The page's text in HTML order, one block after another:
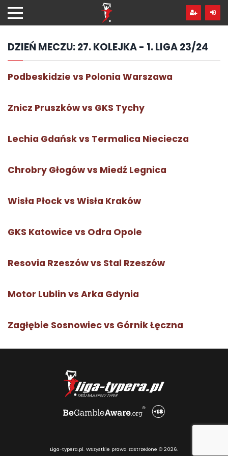
hdo
treści
DZIEŃ MECZU:27. KOLEJKA - 1. LIGA 23/24
Podbeskidzie vs Polonia Warszawa
Znicz Pruszków vs GKS Tychy
Lechia Gdańsk vs Termalica Nieciecza
Chrobry Głogów vs Miedź Legnica
Wisła Płock vs Wisła Kraków
GKS Katowice vs Odra Opole
Resovia Rzeszów vs Stal Rzeszów
Motor Lublin vs Arka Gdynia
Zagłębie Sosnowiec vs Górnik Łęczna
Liga-typera.pl. Wszystkie prawa zastrzeżone © 2026.